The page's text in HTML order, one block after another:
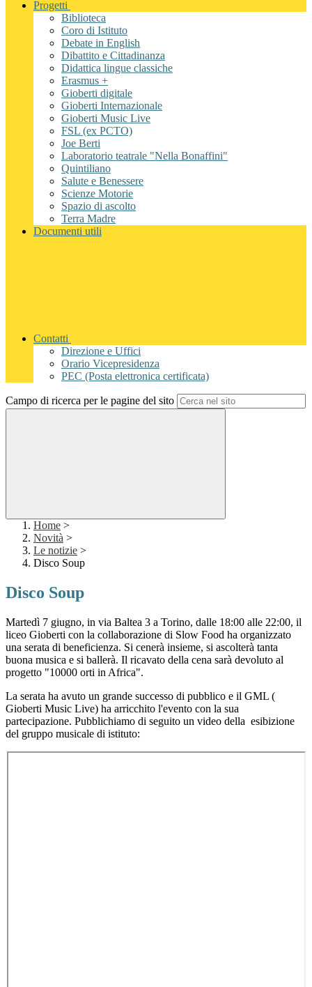
Progetti
Biblioteca
Coro di Istituto
Debate in English
Dibattito e Cittadinanza
Didattica lingue classiche
Erasmus +
Gioberti digitale
Gioberti Internazionale
Gioberti Music Live
FSL (ex PCTO)
Joe Berti
Laboratorio teatrale "Nella Bonaffini"
Quintiliano
Salute e Benessere
Scienze Motorie
Spazio di ascolto
Terra Madre
Documenti utili
Contatti
Direzione e Uffici
Orario Vicepresidenza
PEC (Posta elettronica certificata)
Campo di ricerca per le pagine del sito
Home >
Novità >
Le notizie >
Disco Soup
Disco Soup
Martedì 7 giugno, in via Baltea 3 a Torino, dalle 18:00 alle 22:00, il
liceo Gioberti con la collaborazione di Slow Food ha organizzato
una serata di beneficienza. Si cenerà insieme, si ascolterà tanta
buona musica e si ballerà. Il ricavato della cena sarà devoluto al
progetto "10000 orti in Africa".
La serata ha avuto un grande successo di pubblico e il GML (
Gioberti Music Live) ha arricchito l'evento con la sua
partecipazione. Pubblichiamo di seguito un video della esibizione
del gruppo musicale di istituto: